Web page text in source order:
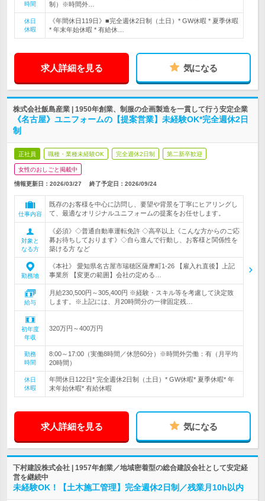
時間
制）※時間外…
休日
休暇
《年間休日119日》■完全週休2日制（土日）* GW休暇 * 夏季休暇
* 年末年始休暇 * 有給休…
求人詳細を見る 気になる
株式会社飯島産業 | 1950年創業、制服の企画製造を一貫して行う安定企業
《名古屋》ユニフォームの【提案営業】未経験OK*完全週休2日
制
正社員 職種・業種未経験OK 完全週休2日制 第二新卒歓迎
女性のおしごと掲載中
情報更新日：2026/03/27 終了予定日： 2026/09/24
仕事内容
既存のお客様を中心に訪問し、要望や背景を丁寧にヒアリングし
て、最適なオリジナルユニフォームの提案をお任せします。
対象と
なる方
《必須》◇普通自動車運転免許 ◇高卒以上《こんな方からのご応
募お待ちしております》◇自ら進んで行動し、お客様と関係性を
築ける方 など
勤務地
《本社》 愛知県名古屋市瑞穂区薩摩町1-26 【雇入れ直後】上記
事業所 【変更の範囲】会社の定める…
給与
月給230,500円～305,400円 ※経験・スキル等を考慮して決定致
します。※上記には、月20時間分の一律固定残…
初年度
年収
320万円～400万円
勤務
時間
8:00～17:00（実働8時間／休憩60分）※時間外労働：有（月平均
20時間）
休日
休暇
年間休日122日* 完全週休2日制（土日）* GW休暇* 夏季休暇* 年
末年始休暇* 有給休暇
求人詳細を見る 気になる
下村建設株式会社 | 1957年創業／地域密着型の総合建設会社として安定経
営を継続中
未経験OK！【土木施工管理】完全週休2日制／残業月10h以内